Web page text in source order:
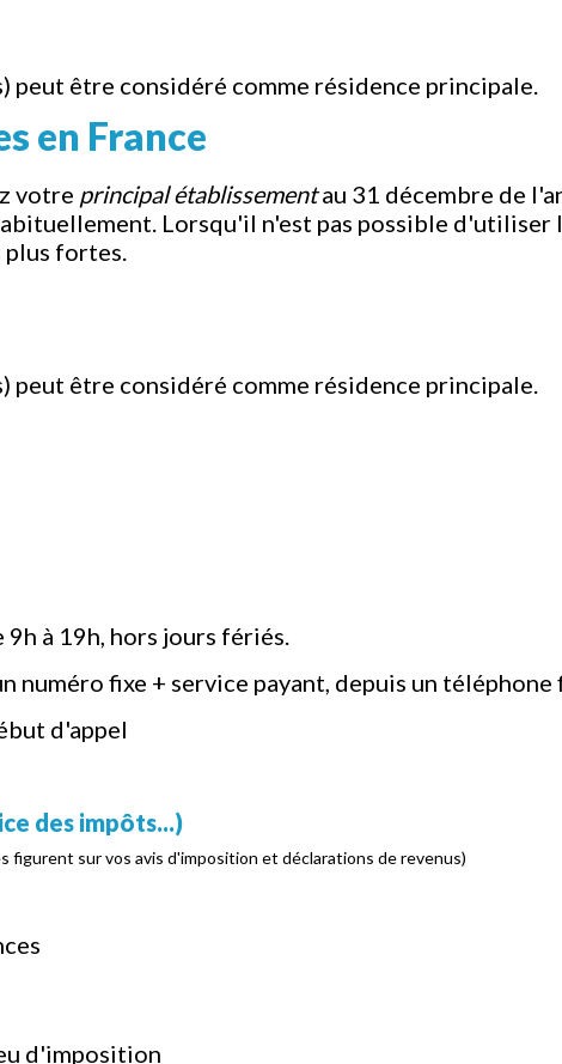
peut être considéré comme résidence principale.
en France
votre principal établissementau 31 décembre de
Lorsqu'il n'est pas possible
plus fortes.
peut être considéré comme résidence principale.
à 19h, hors jours fériés.
numéro fixe + service payant, depuis un téléphone
d'appel
des impôts...)
figurent sur vos avis d'imposition et déclarations de revenus)
d'imposition